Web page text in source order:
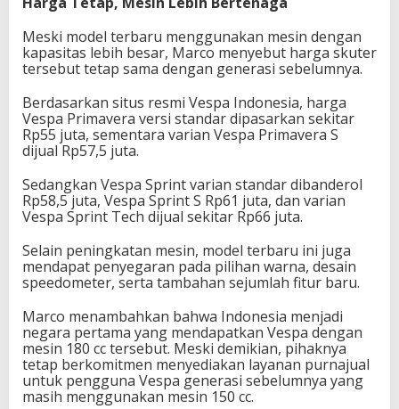
Meski model terbaru menggunakan mesin dengan
kapasitas lebih besar, Marco menyebut harga skuter
tersebut tetap sama dengan generasi sebelumnya.
Berdasarkan situs resmi Vespa Indonesia, harga
Vespa Primavera versi standar dipasarkan sekitar
Rp55 juta, sementara varian Vespa Primavera S
dijual Rp57,5 juta.
Sedangkan Vespa Sprintvarian standar dibanderol
Rp58,5 juta, Vespa Sprint S Rp61 juta, dan varian
Vespa Sprint Tech dijual sekitar Rp66 juta.
Selain peningkatan mesin, model terbaru ini juga
mendapat penyegaran pada pilihan warna, desain
speedometer, serta tambahan sejumlah fitur baru.
Marco menambahkan bahwa Indonesia menjadi
negara pertama yang mendapatkan Vespa dengan
mesin 180 cc tersebut. Meski demikian, pihaknya
tetap berkomitmen menyediakan layanan purnajual
untuk pengguna Vespa generasi sebelumnya yang
masih menggunakan mesin 150 cc.